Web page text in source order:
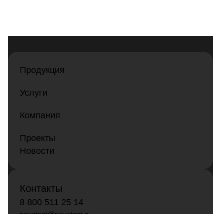
Продукция
Услуги
Компания
Проекты
Новости
Контакты
8 800 511 25 14